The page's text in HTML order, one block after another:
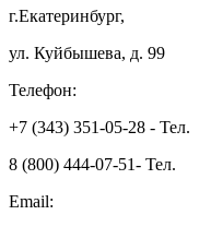
г.Екатеринбург,
ул. Куйбышева, д. 99
Телефон:
+7 (343) 351-05-28 - Тел.
8 (800) 444-07-51- Тел.
Email: